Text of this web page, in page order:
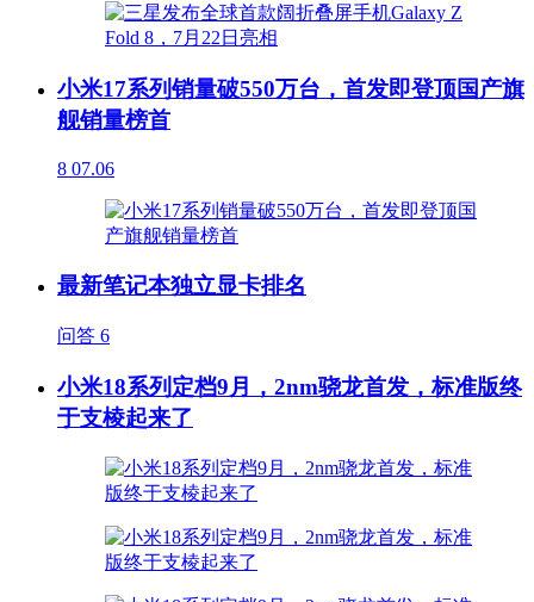
小米17系列销量破550万台，首发即登顶国产旗
舰销量榜首
8 07.06
最新笔记本独立显卡排名
问答 6
小米18系列定档9月，2nm骁龙首发，标准版终
于支棱起来了